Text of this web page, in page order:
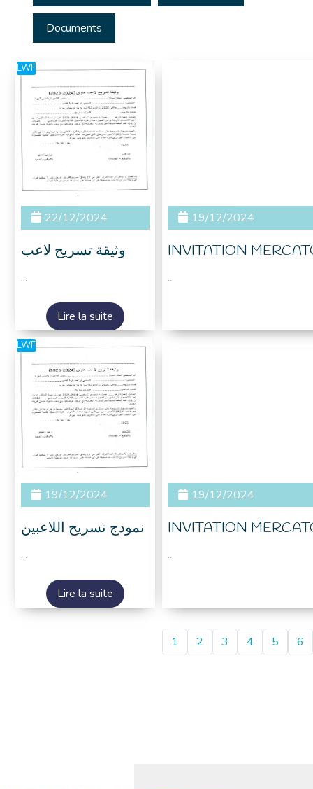
Documents
LWF
22/12/2024
وثيقة تسريح لاعب
...
Lire la suite
19/12/2024
INVITATION
...
LWF
19/12/2024
نمودج تسريح اللاعبين
...
Lire la suite
19/12/2024
INVITATION
...
1 2 3 4 5 6